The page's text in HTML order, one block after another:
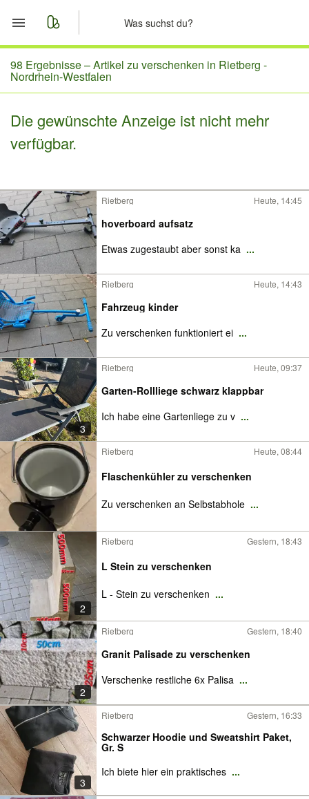
Start
Merkliste
Nachrichten
98 Ergebnisse –Artikel zu verschenken in Rietberg -
Nordrhein-Westfalen
Die gewünschte Anzeige ist nicht mehr
verfügbar.
Rietberg Heute, 14:45
hoverboard aufsatz
Etwas zugestaubt aber sonst ka ...
Rietberg Heute, 14:43
Fahrzeug kinder
Zu verschenken funktioniert ei ...
3
Rietberg Heute, 09:37
Garten-Rollliege schwarz klappbar
Ich habe eine Gartenliege zu v ...
Rietberg Heute, 08:44
Flaschenkühler zu verschenken
Zu verschenken an Selbstabhole ...
2
Rietberg Gestern, 18:43
L Stein zu verschenken
L - Stein zu verschenken ...
2
Rietberg Gestern, 18:40
Granit Palisade zu verschenken
Verschenke restliche 6x Palisa ...
3
Rietberg Gestern, 16:33
Schwarzer Hoodie und Sweatshirt Paket,
Gr. S
Ich biete hier ein praktisches ...